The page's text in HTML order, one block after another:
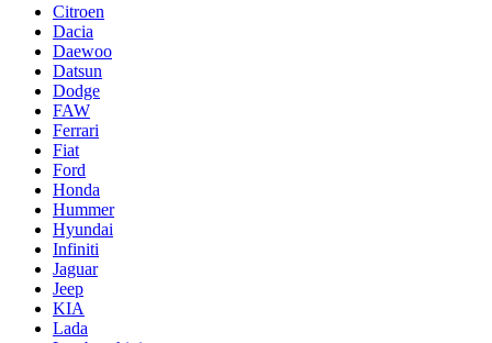
Citroen
Dacia
Daewoo
Datsun
Dodge
FAW
Ferrari
Fiat
Ford
Honda
Hummer
Hyundai
Infiniti
Jaguar
Jeep
KIA
Lada